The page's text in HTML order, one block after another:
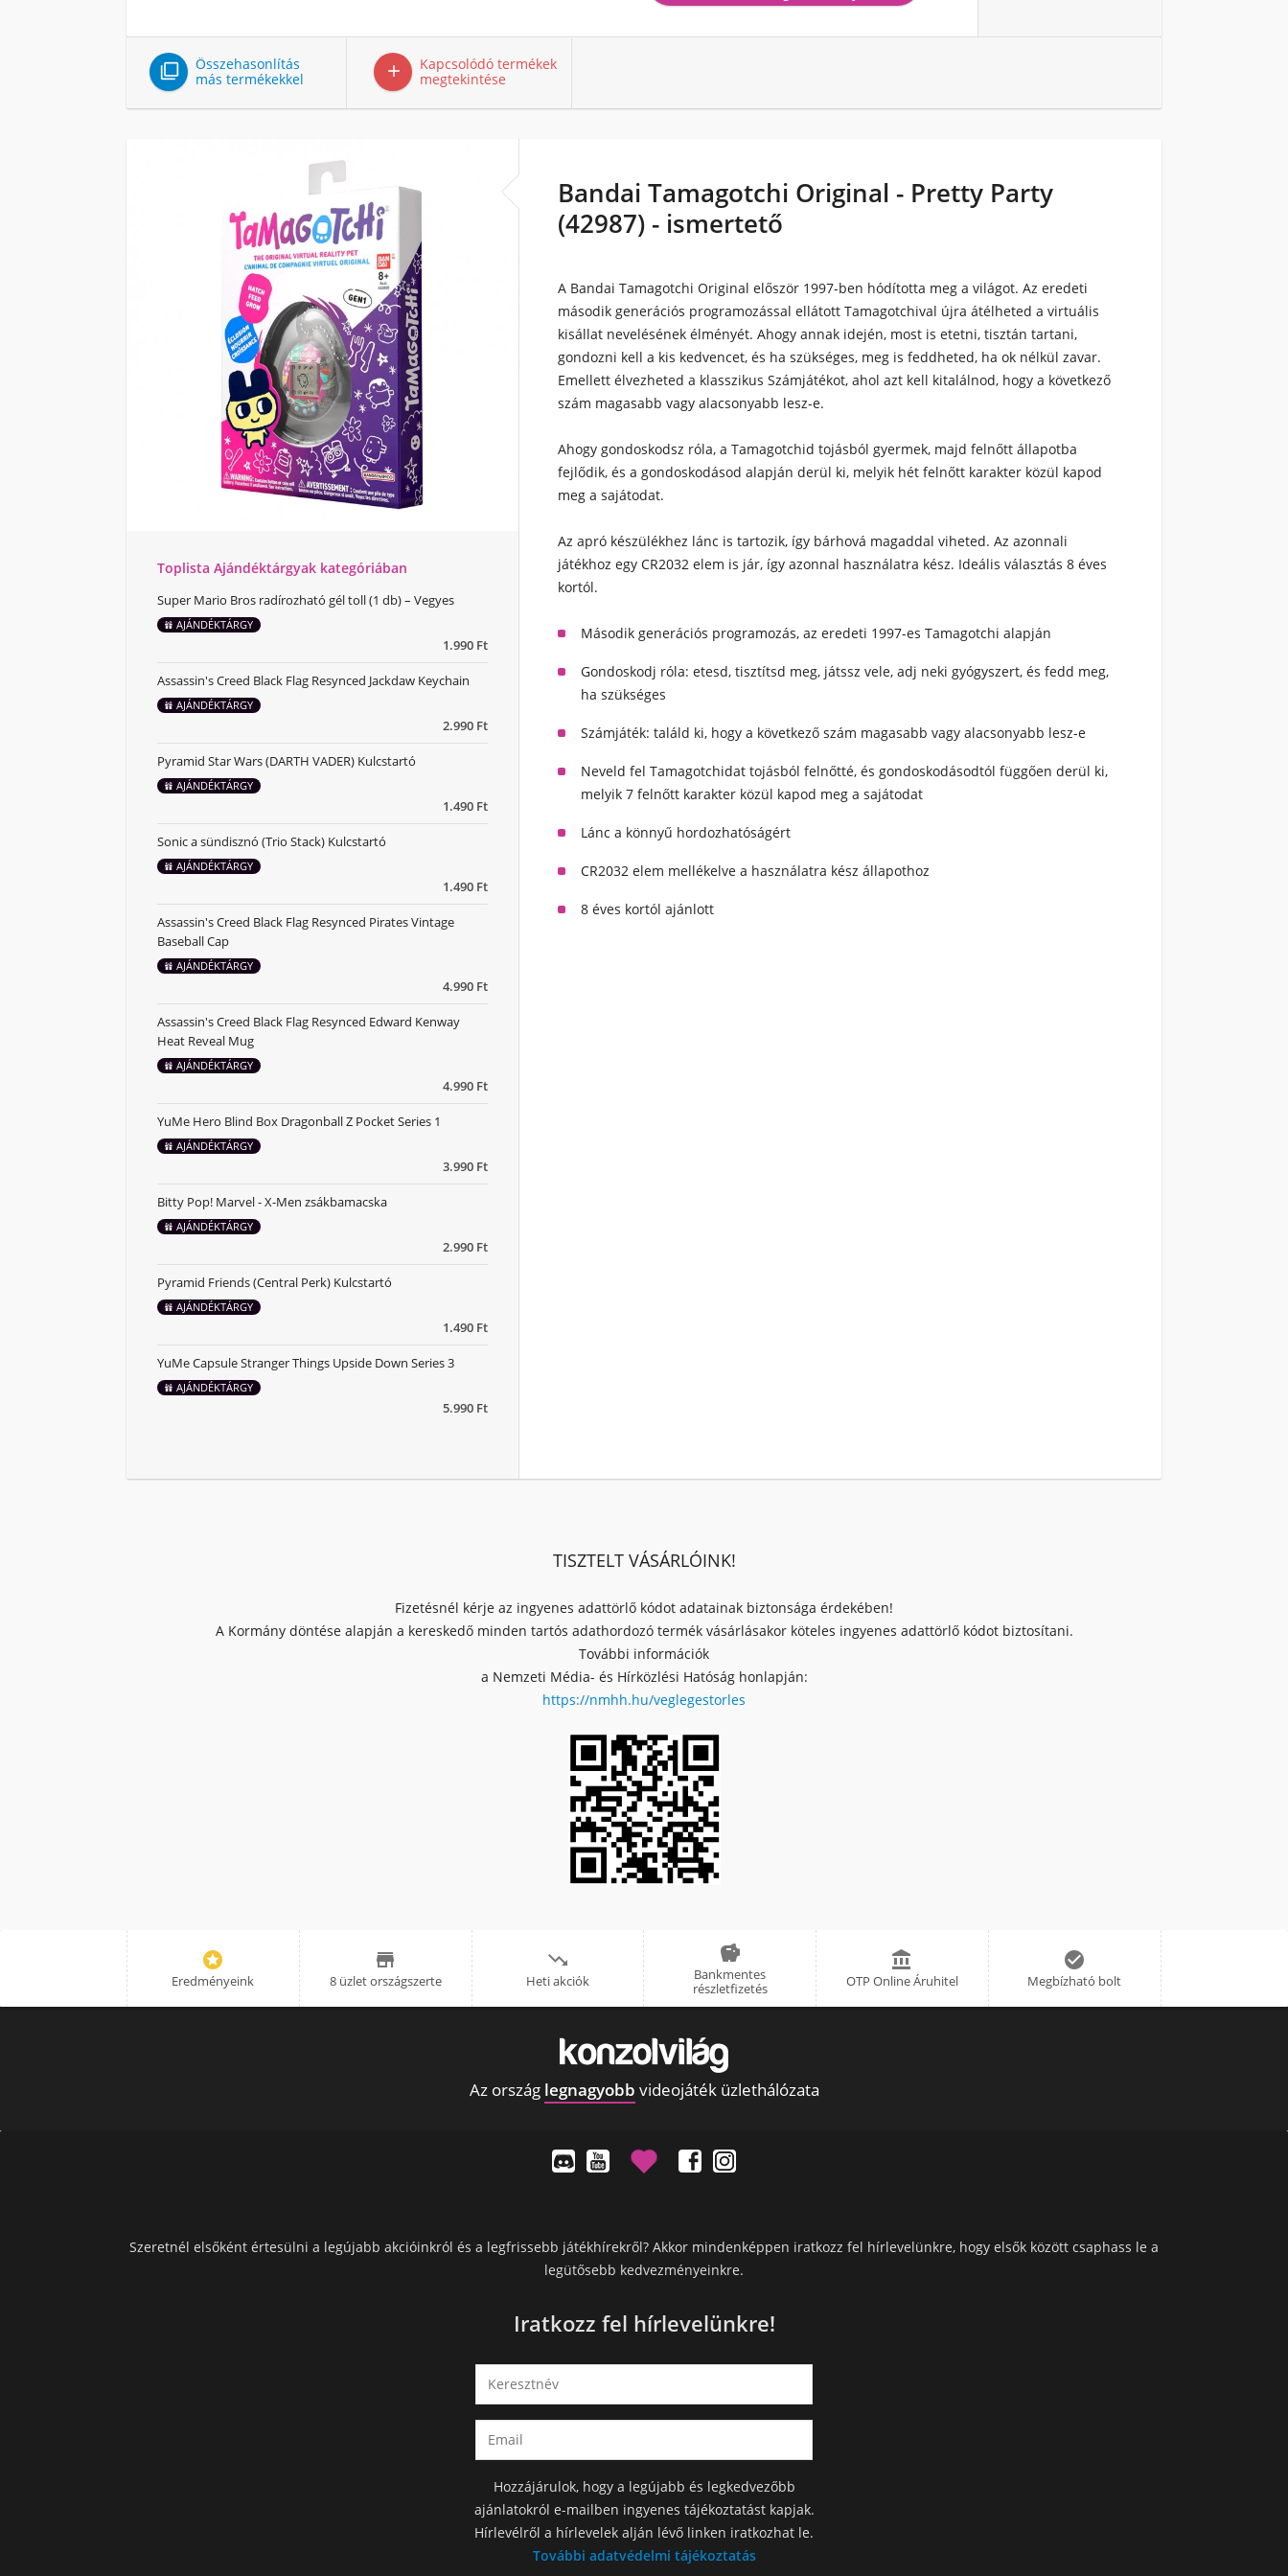

Összehasonlítás
más termékekkel

Kapcsolódó termékek
megtekintése
Bandai Tamagotchi Original - Pretty Party
(42987) - ismertető
A Bandai Tamagotchi Original először 1997-ben hódította meg a világot. Az eredeti
második generációs programozással ellátott Tamagotchival újra átélheted a virtuális
kisállat nevelésének élményét. Ahogy annak idején, most is etetni, tisztán tartani,
gondozni kell a kis kedvencet, és ha szükséges, meg is feddheted, ha ok nélkül zavar.
Emellett élvezheted a klasszikus Számjátékot, ahol azt kell kitalálnod, hogy a következő
szám magasabb vagy alacsonyabb lesz-e.
Ahogy gondoskodsz róla, a Tamagotchid tojásból gyermek, majd felnőtt állapotba
fejlődik, és a gondoskodásod alapján derül ki, melyik hét felnőtt karakter közül kapod
meg a sajátodat.
Az apró készülékhez lánc is tartozik, így bárhová magaddal viheted. Az azonnali
játékhoz egy CR2032 elem is jár, így azonnal használatra kész. Ideális választás 8 éves
kortól.
Második generációs programozás, az eredeti 1997-es Tamagotchi alapján
Gondoskodj róla: etesd, tisztítsd meg, játssz vele, adj neki gyógyszert, és fedd meg,
ha szükséges
Számjáték: találd ki, hogy a következő szám magasabb vagy alacsonyabb lesz-e
Neveld fel Tamagotchidat tojásból felnőtté, és gondoskodásodtól függően derül ki,
melyik 7 felnőtt karakter közül kapod meg a sajátodat
Lánc a könnyű hordozhatóságért
CR2032 elem mellékelve a használatra kész állapothoz
8 éves kortól ajánlott
Toplista Ajándéktárgyak kategóriában
1.990 Ft
Super Mario Bros radírozható gél toll (1 db) – Vegyes
AJÁNDÉKTÁRGY
2.990 Ft
Assassin's Creed Black Flag Resynced Jackdaw Keychain
AJÁNDÉKTÁRGY
1.490 Ft
Pyramid Star Wars (DARTH VADER) Kulcstartó
AJÁNDÉKTÁRGY
1.490 Ft
Sonic a sündisznó (Trio Stack) Kulcstartó
AJÁNDÉKTÁRGY
4.990 Ft
Assassin's Creed Black Flag Resynced Pirates Vintage
Baseball Cap
AJÁNDÉKTÁRGY
4.990 Ft
Assassin's Creed Black Flag Resynced Edward Kenway
Heat Reveal Mug
AJÁNDÉKTÁRGY
3.990 Ft
YuMe Hero Blind Box Dragonball Z Pocket Series 1
AJÁNDÉKTÁRGY
2.990 Ft
Bitty Pop! Marvel - X-Men zsákbamacska
AJÁNDÉKTÁRGY
1.490 Ft
Pyramid Friends (Central Perk) Kulcstartó
AJÁNDÉKTÁRGY
5.990 Ft
YuMe Capsule Stranger Things Upside Down Series 3
AJÁNDÉKTÁRGY
TISZTELT VÁSÁRLÓINK!
Fizetésnél kérje az ingyenes adattörlő kódot adatainak biztonsága érdekében!
A Kormány döntése alapján a kereskedő minden tartós adathordozó termék vásárlásakor köteles ingyenes adattörlő kódot biztosítani.
További információk
a Nemzeti Média- és Hírközlési Hatóság honlapján:
https://nmhh.hu/veglegestorles

Eredményeink

8 üzlet országszerte

Heti akciók

Bankmentes
részletfizetés

OTP Online Áruhitel

Megbízható bolt
Az ország legnagyobb videojáték üzlethálózata
Szeretnél elsőként értesülni a legújabb akcióinkról és a legfrissebb játékhírekről? Akkor mindenképpen iratkozz fel hírlevelünkre, hogy elsők között csaphass le a
legütősebb kedvezményeinkre.
Iratkozz fel hírlevelünkre!
Hozzájárulok, hogy a legújabb és legkedvezőbb
ajánlatokról e-mailben ingyenes tájékoztatást kapjak.
Hírlevélről a hírlevelek alján lévő linken iratkozhat le.
További adatvédelmi tájékoztatás